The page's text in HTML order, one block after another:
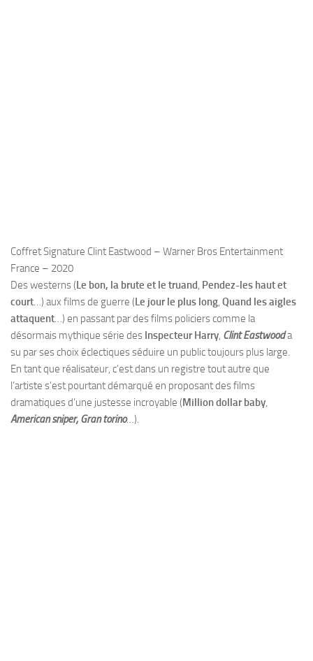
Coffret Signature Clint Eastwood – Warner Bros Entertainment
France – 2020
Des westerns (Le bon, la brute et le truand, Pendez-les haut et
court…) aux films de guerre (Le jour le plus long, Quand les aigles
attaquent…) en passant par des films policiers comme la
désormais mythique série des Inspecteur Harry, Clint Eastwooda
su par ses choix éclectiques séduire un public toujours plus large.
En tant que réalisateur, c’est dans un registre tout autre que
l’artiste s’est pourtant démarqué en proposant des films
dramatiques d’une justesse incroyable (Million dollar baby,
American sniper, Gran torino…).